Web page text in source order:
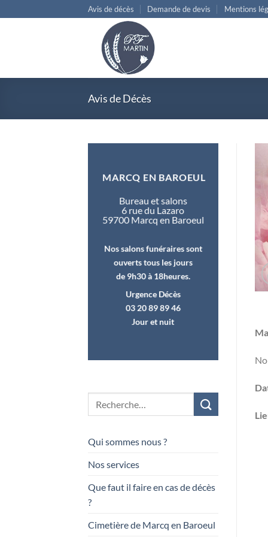
au
Avis de décès Demande de devis Mentions
Avis de Décès
MARCQ EN BAROEUL
Bureau et salons
6 rue du Lazaro
59700 Marcq en Baroeul
Nos salons funéraires sont
ouverts tous les jours
de 9h30 à 18heures.
Urgence Décès
03 20 89 89 46
Jour et nuit
Qui sommes nous ?
Nos services
Que faut il faire en cas de décès
?
Cimetière de Marcq en Baroeul